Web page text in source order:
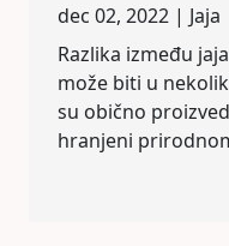
dec 02, 2022 | Jaja
Razlika između
može biti u
su obično
hranjeni